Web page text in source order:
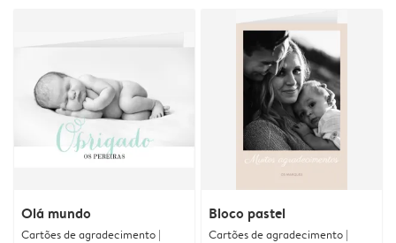
Olá mundo
Cartões de agradecimento |
Bloco pastel
Cartões de agradecimento |